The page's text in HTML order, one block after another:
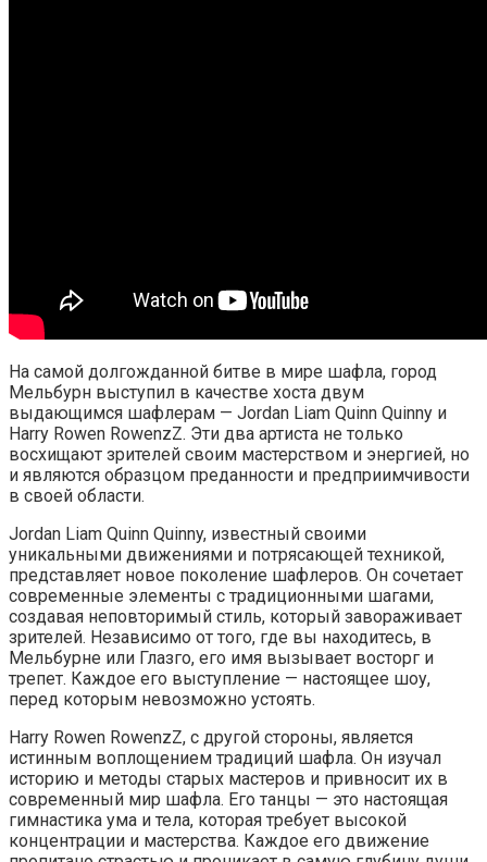
На самой долгожданной битве в мире шафла, город
Мельбурн выступил в качестве хоста двум
выдающимся шафлерам — Jordan Liam Quinn Quinny и
Harry Rowen RowenzZ. Эти два артиста не только
восхищают зрителей своим мастерством и энергией, но
и являются образцом преданности и предприимчивости
в своей области.
Jordan Liam Quinn Quinny, известный своими
уникальными движениями и потрясающей техникой,
представляет новое поколение шафлеров. Он сочетает
современные элементы с традиционными шагами,
создавая неповторимый стиль, который завораживает
зрителей. Независимо от того, где вы находитесь, в
Мельбурне или Глазго, его имя вызывает восторг и
трепет. Каждое его выступление — настоящее шоу,
перед которым невозможно устоять.
Harry Rowen RowenzZ, с другой стороны, является
истинным воплощением традиций шафла. Он изучал
историю и методы старых мастеров и привносит их в
современный мир шафла. Его танцы — это настоящая
гимнастика ума и тела, которая требует высокой
концентрации и мастерства. Каждое его движение